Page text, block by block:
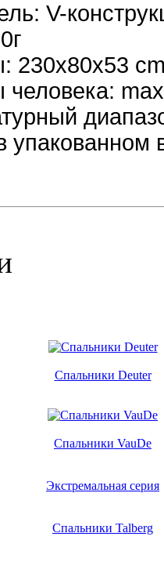
V-
230x80x53
человека:
упакованном
Спальники Deuter
Спальники VauDe
Экстремальная серия
Спальники Talberg